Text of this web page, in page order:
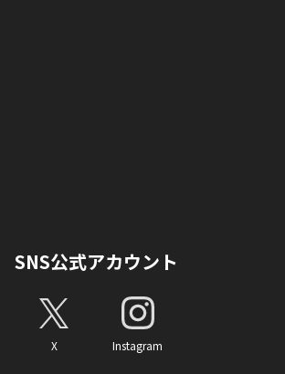
SNS公式アカウント
X Instagram